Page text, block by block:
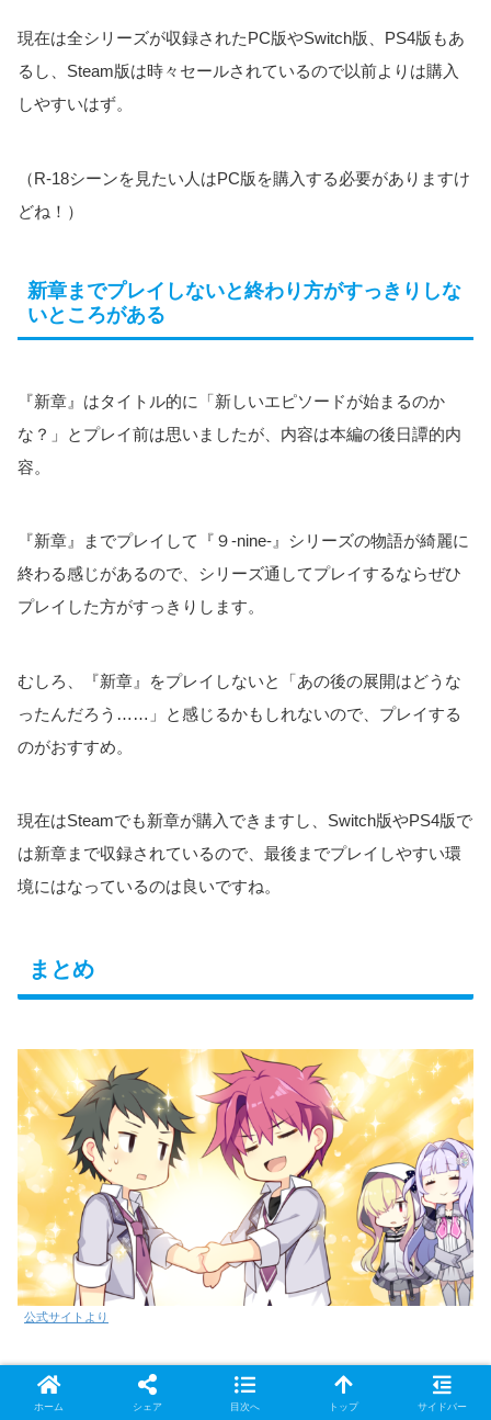
現在は全シリーズが収録されたPC版やSwitch版、PS4版もあ
るし、Steam版は時々セールされているので以前よりは購入
しやすいはず。
（R-18シーンを見たい人はPC版を購入する必要がありますけ
どね！）
新章までプレイしないと終わり方がすっきりしな
いところがある
『新章』はタイトル的に「新しいエピソードが始まるのか
な？」とプレイ前は思いましたが、内容は本編の後日譚的内
容。
『新章』までプレイして『９-nine-』シリーズの物語が綺麗に
終わる感じがあるので、シリーズ通してプレイするならぜひ
プレイした方がすっきりします。
むしろ、『新章』をプレイしないと「あの後の展開はどうな
ったんだろう……」と感じるかもしれないので、プレイする
のがおすすめ。
現在はSteamでも新章が購入できますし、Switch版やPS4版で
は新章まで収録されているので、最後までプレイしやすい環
境にはなっているのは良いですね。
まとめ
公式サイトより
読み進める手が止まらなくなる、とても面白いノベルゲーム
ホーム シェア 目次へ トップ サイドバー